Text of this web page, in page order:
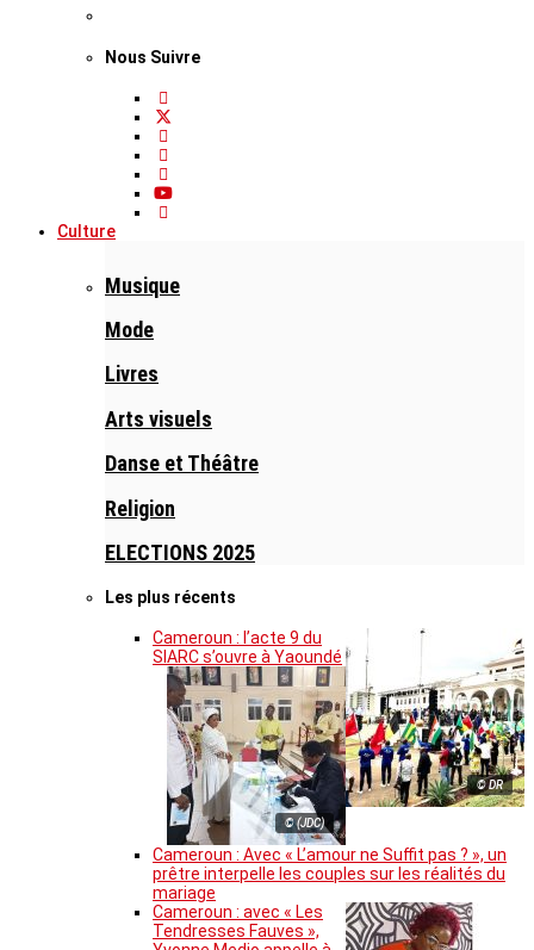
Nous Suivre
Culture
Musique
Mode
Livres
Arts visuels
Danse et Théâtre
Religion
ELECTIONS 2025
Les plus récents
© DR
Cameroun : l’acte 9 du
SIARC s’ouvre à Yaoundé
© (JDC)
Cameroun : Avec « L’amour ne Suffit pas ? », un
prêtre interpelle les couples sur les réalités du
mariage
Cameroun : avec « Les
Tendresses Fauves »,